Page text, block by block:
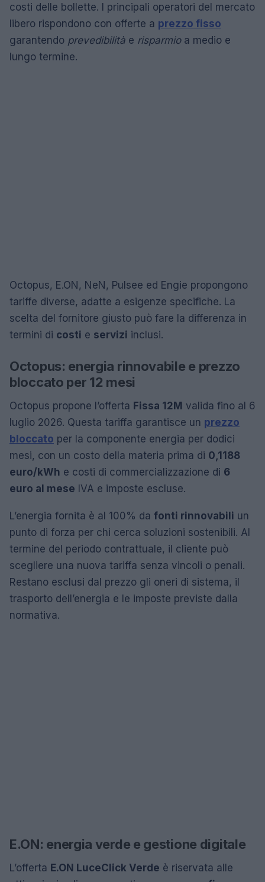
costi delle bollette. I principali operatori del mercato
libero rispondono con offerte a prezzo fisso
garantendo prevedibilità e risparmioa medio e
lungo termine.
Octopus, E.ON, NeN, Pulsee ed Engie propongono
tariffe diverse, adatte a esigenze specifiche. La
scelta del fornitore giusto può fare la differenza in
termini di costi e servizi inclusi.
Octopus: energia rinnovabile e prezzo
bloccato per 12 mesi
Octopus propone l’offerta Fissa 12M valida fino al 6
luglio 2026. Questa tariffa garantisce un prezzo
bloccato per la componente energia per dodici
mesi, con un costo della materia prima di 0,1188
euro/kWh e costi di commercializzazione di 6
euro al mese IVA e imposte escluse.
L’energia fornita è al 100% da fonti rinnovabili un
punto di forza per chi cerca soluzioni sostenibili. Al
termine del periodo contrattuale, il cliente può
scegliere una nuova tariffa senza vincoli o penali.
Restano esclusi dal prezzo gli oneri di sistema, il
trasporto dell’energia e le imposte previste dalla
normativa.
E.ON: energia verde e gestione digitale
L’offerta E.ON LuceClick Verde è riservata alle